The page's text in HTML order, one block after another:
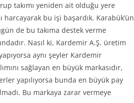
takımı yeniden ait olduğu yere
harcayarak bu işi başardık. Karabük’ün
de bu takıma destek verme
Nasıl ki, Kardemir A.Ş. üretim
aynı şeyler Kardemir
sağlayan en büyük markasıdır,
yapılıyorsa bunda en büyük pay
Bu markaya zarar vermeye